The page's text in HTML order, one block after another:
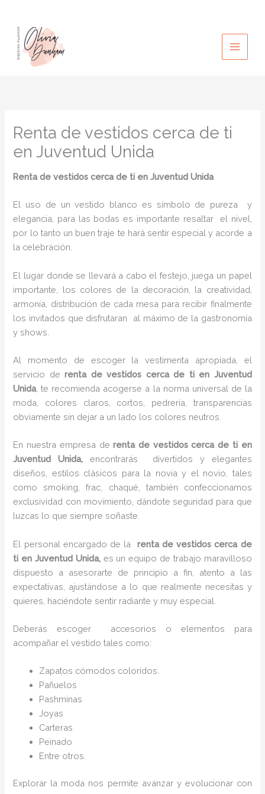
contenido
Renta de vestidos cerca de ti
en Juventud Unida
Renta de vestidos cerca de ti en Juventud Unida
El uso de un vestido blanco es símbolo de pureza y
elegancia, para las bodas es importante resaltar el nivel,
por lo tanto un buen traje te hará sentir especial y acorde a
la celebración.
El lugar donde se llevará a cabo el festejo, juega un papel
importante, los colores de la decoración, la creatividad,
armonía, distribución de cada mesa para recibir finalmente
los invitados que disfrutaran al máximo de la gastronomía
y shows.
Al momento de escoger la vestimenta apropiada, el
servicio derenta de vestidos cerca de ti en Juventud
Unida, te recomienda acogerse a la norma universal de la
moda, colores claros, cortos, pedrería, transparencias
obviamente sin dejar a un lado los colores neutros.
En nuestra empresa derenta de vestidos cerca de ti en
Juventud Unida,encontrarás
divertidos y elegantes
diseños, estilos clásicos para la novia y el novio, tales
como smoking, frac, chaqué, también confeccionamos
exclusividad con movimiento, dándote seguridad para que
luzcas lo que siempre soñaste.
El personal encargado de la renta de vestidos cerca de
ti en Juventud Unida,es un equipo de trabajo maravilloso
dispuesto a asesorarte de principio a fin, atento a las
expectativas, ajustándose a lo que realmente necesitas y
quieres, haciéndote sentir radiante y muy especial.
Deberás escoger accesorios o elementos para
acompañar el vestido tales como:
Zapatos cómodos coloridos.
Pañuelos
Pashminas
Joyas
Carteras
Peinado
Entre otros.
Explorar la moda nos permite avanzar y evolucionar con